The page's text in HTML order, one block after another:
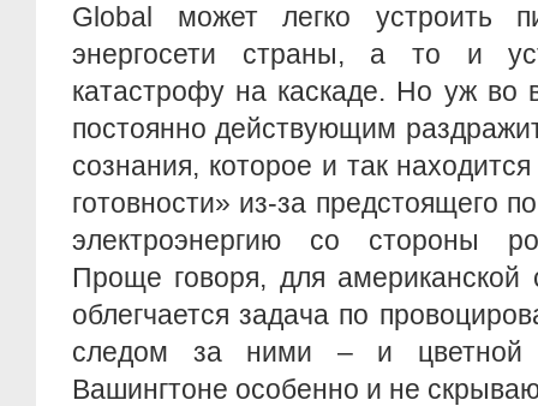
Global может легко устроить
энергосети страны, а то и
катастрофу на каскаде. Но уж во
постоянно действующим
сознания, которое и так
готовности» из-за предстоящего
электроэнергию со стороны
Проще говоря, для
облегчается задача по
следом за ними – и цветной
Вашингтоне особенно и не